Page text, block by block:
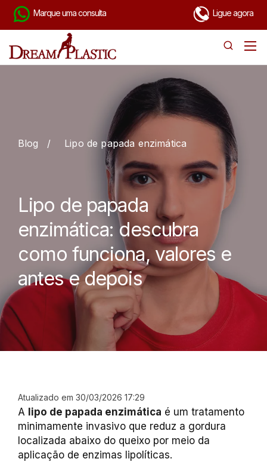
Marque uma consulta Ligue agora
Blog / Lipo de papada enzimática
Lipo de papada
enzimática: descubra
como funciona, valores e
antes e depois
Atualizado em 30/03/2026 17:29
A lipo de papada enzimática é um tratamento
minimamente invasivo que reduz a gordura
localizada abaixo do queixo por meio da
aplicação de enzimas lipolíticas.